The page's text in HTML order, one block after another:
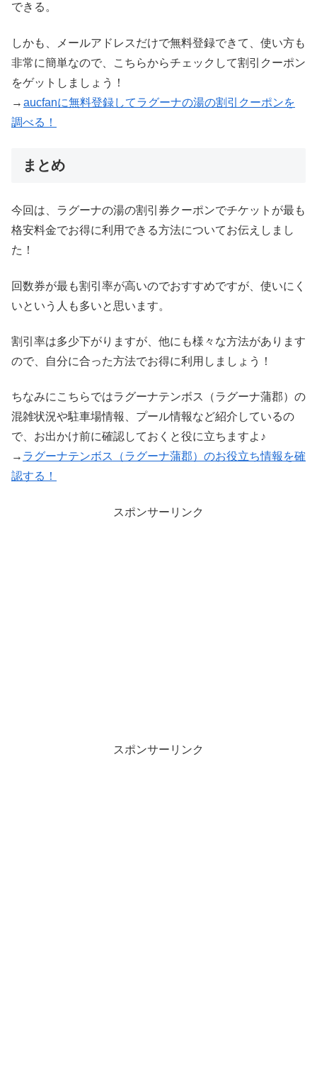
できる。
しかも、メールアドレスだけで無料登録できて、使い方も
非常に簡単なので、こちらからチェックして割引クーポン
をゲットしましょう！
→ aucfanに無料登録してラグーナの湯の割引クーポンを
調べる！
まとめ
今回は、ラグーナの湯の割引券クーポンでチケットが最も
格安料金でお得に利用できる方法についてお伝えしまし
た！
回数券が最も割引率が高いのでおすすめですが、使いにく
いという人も多いと思います。
割引率は多少下がりますが、他にも様々な方法があります
ので、自分に合った方法でお得に利用しましょう！
ちなみにこちらではラグーナテンボス（ラグーナ蒲郡）の
混雑状況や駐車場情報、プール情報など紹介しているの
で、お出かけ前に確認しておくと役に立ちますよ♪
→ ラグーナテンボス（ラグーナ蒲郡）のお役立ち情報を確
認する！
スポンサーリンク
スポンサーリンク